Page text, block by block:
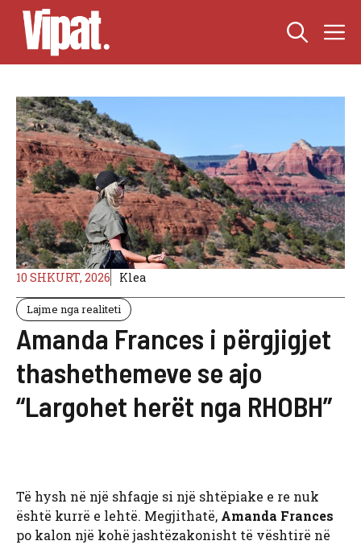
Skip
content
10 SHKURT, 2026 Klea
Lajme nga realiteti
Amanda Frances i përgjigjet
thashethemeve se ajo
“Largohet herët nga RHOBH”
Të hysh në një shfaqje si një shtëpiake e re nuk
është kurrë e lehtë. Megjithatë, Amanda Frances
po kalon një kohë jashtëzakonisht të vështirë në